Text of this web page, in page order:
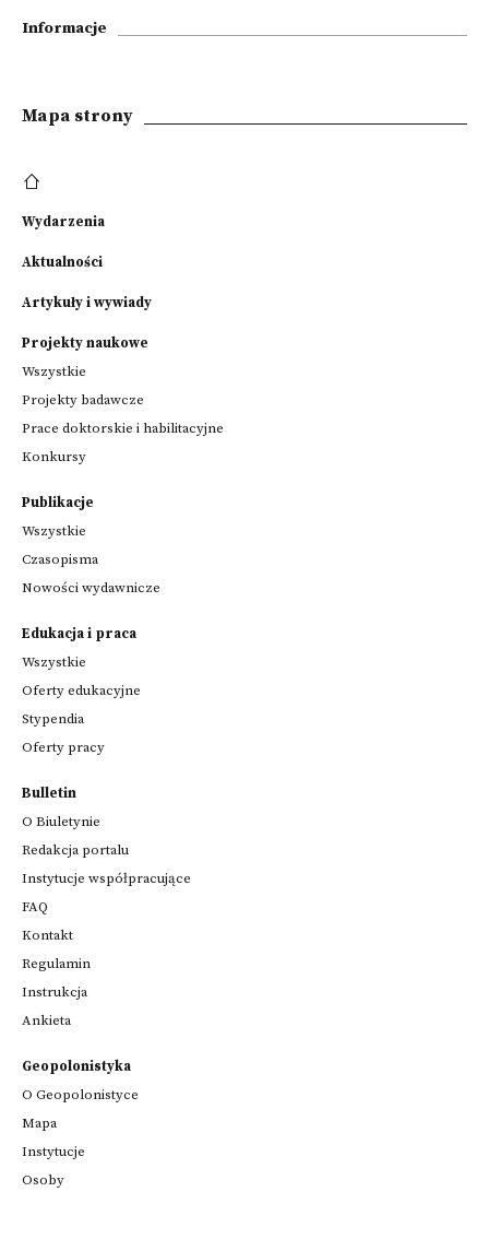
Informacje
Mapa strony
Wydarzenia
Aktualności
Artykuły i wywiady
Projekty naukowe
Wszystkie
Projekty badawcze
Prace doktorskie i habilitacyjne
Konkursy
Publikacje
Wszystkie
Czasopisma
Nowości wydawnicze
Edukacja i praca
Wszystkie
Oferty edukacyjne
Stypendia
Oferty pracy
Bulletin
O Biuletynie
Redakcja portalu
Instytucje współpracujące
FAQ
Kontakt
Regulamin
Instrukcja
Ankieta
Geopolonistyka
O Geopolonistyce
Mapa
Instytucje
Osoby